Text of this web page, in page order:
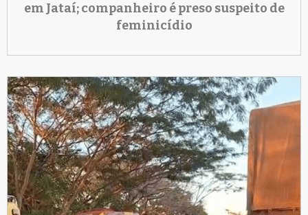
em Jataí; companheiro é preso suspeito de
feminicídio